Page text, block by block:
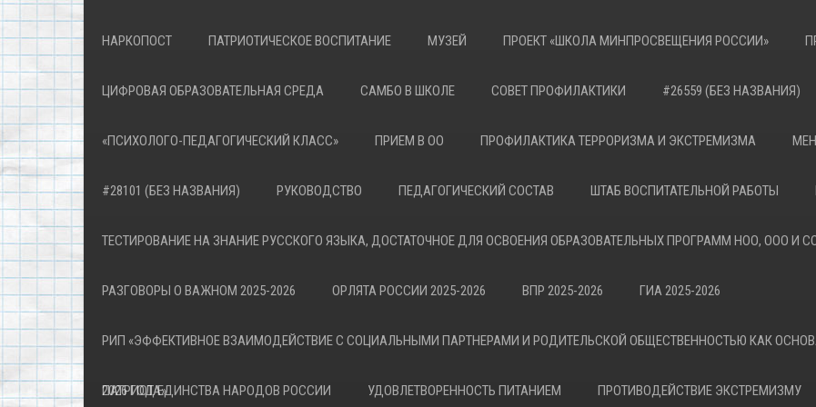
НАРКОПОСТ ПАТРИОТИЧЕСКОЕ ВОСПИТАНИЕ МУЗЕЙ ПРОЕКТ «ШКОЛА МИНПРОСВЕЩЕНИЯ РОССИИ»
ЦИФРОВАЯ ОБРАЗОВАТЕЛЬНАЯ СРЕДА САМБО В ШКОЛЕ СОВЕТ ПРОФИЛАКТИКИ #26559 (БЕЗ НАЗВАНИЯ)
«ПСИХОЛОГО-ПЕДАГОГИЧЕСКИЙ КЛАСС» ПРИЕМ В ОО ПРОФИЛАКТИКА ТЕРРОРИЗМА И ЭКСТРЕМИЗМА
#28101 (БЕЗ НАЗВАНИЯ) РУКОВОДСТВО ПЕДАГОГИЧЕСКИЙ СОСТАВ ШТАБ ВОСПИТАТЕЛЬНОЙ РАБОТЫ
ТЕСТИРОВАНИЕ НА ЗНАНИЕ РУССКОГО ЯЗЫКА, ДОСТАТОЧНОЕ ДЛЯ ОСВОЕНИЯ ОБРАЗОВАТЕЛЬНЫХ ПРОГРАММ НОО, ООО И
РАЗГОВОРЫ О ВАЖНОМ 2025-2026 ОРЛЯТА РОССИИ 2025-2026 ВПР 2025-2026 ГИА 2025-2026
РИП «ЭФФЕКТИВНОЕ ВЗАИМОДЕЙСТВИЕ С СОЦИАЛЬНЫМИ ПАРТНЕРАМИ И РОДИТЕЛЬСКОЙ ОБЩЕСТВЕННОСТЬЮ КАК
ПАТРИОТА»
2026 ГОД ЕДИНСТВА НАРОДОВ РОССИИ УДОВЛЕТВОРЕННОСТЬ ПИТАНИЕМ ПРОТИВОДЕЙСТВИЕ ЭКСТРЕМИЗМУ